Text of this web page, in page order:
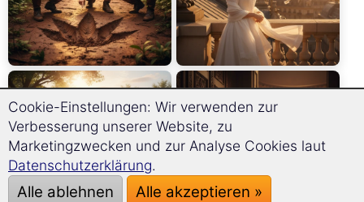
Cookie-Einstellungen: Wir verwenden zur
Verbesserung unserer Website, zu
Marketingzwecken und zur Analyse Cookies laut
Datenschutzerklärung.
Alle ablehnen Alle akzeptieren »